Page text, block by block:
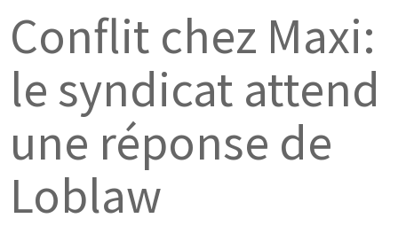
Conflit chez Maxi:
le syndicat attend
une réponse de
Loblaw